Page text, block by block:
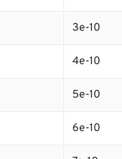
3e-10
4e-10
5e-10
6e-10